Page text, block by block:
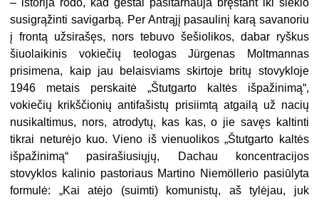
susigrąžinti savigarbą. Per Antrąjį pasaulinį karą savanoriu
į frontą užsirašęs, nors tebuvo šešiolikos, dabar ryškus
šiuolaikinis vokiečių teologas Jürgenas Moltmannas
prisimena, kaip jau belaisviams skirtoje britų stovykloje
1946 metais perskaitė „Štutgarto kaltės išpažinimą“,
vokiečių krikščionių antifašistų prisiimtą atgailą už nacių
nusikaltimus, nors, atrodytų, kas kas, o jie savęs kaltinti
tikrai neturėjo kuo. Vieno iš vienuolikos „Štutgarto kaltės
išpažinimą“ pasirašiusiųjų, Dachau koncentracijos
stovyklos kalinio pastoriaus Martino Niemöllerio pasiūlyta
formulė: „Kai atėjo (suimti) komunistų, aš tylėjau, juk